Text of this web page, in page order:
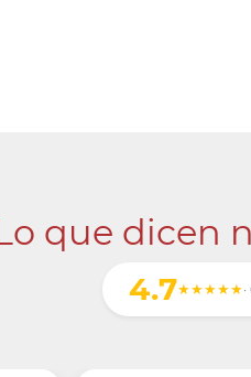
que dicen
4.7★★★★★